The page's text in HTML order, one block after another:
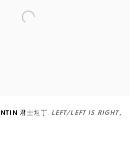
君士坦丁 , LEFT/LEFT IS RIGHT ,